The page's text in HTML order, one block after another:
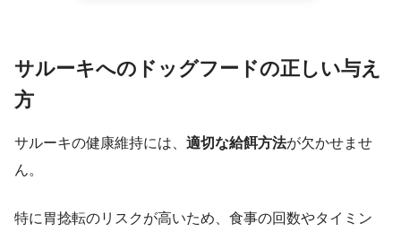
サルーキへのドッグフードの正しい与え
方
サルーキの健康維持には、 適切な給餌方法が欠かせませ
ん。
特に胃捻転のリスクが高いため、食事の回数やタイミン